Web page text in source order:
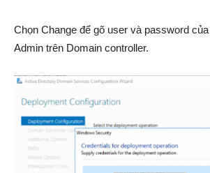
Chọn Change để gõ user và password
Admin trên Domain controller.